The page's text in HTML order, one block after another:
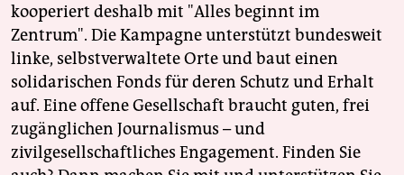
kooperiert deshalb mit "Alles beginnt im
Zentrum". Die Kampagne unterstützt bundesweit
linke, selbstverwaltete Orte und baut einen
solidarischen Fonds für deren Schutz und Erhalt
auf. Eine offene Gesellschaft braucht guten, frei
zugänglichen Journalismus – und
zivilgesellschaftliches Engagement. Finden Sie